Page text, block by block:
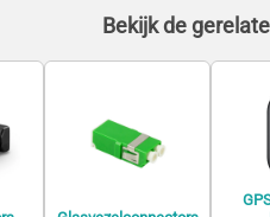
Bekijk de